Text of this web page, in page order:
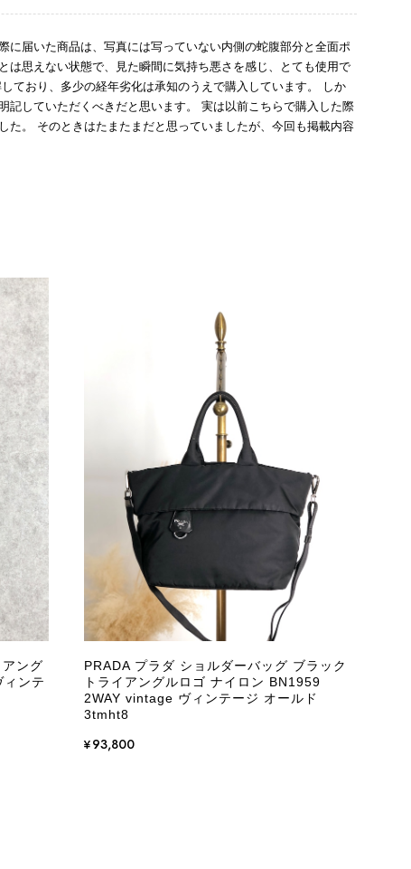
届いた商品は、写真には写っていない内側の蛇腹部分と全面ポ
思えない状態で、見た瞬間に気持ち悪さを感じ、とても使用で
ており、多少の経年劣化は承知のうえで購入しています。 しか
記していただくべきだと思います。 実は以前こちらで購入した際
た。 そのときはたまたまだと思っていましたが、今回も掲載内容
返品・返金を含め、責任をもって対応してまいります。
ンクを表示しております。これは、外観の印象だけで商品
た汚れやダメージは、写真や商品説明に反映しておりま
お寄せいただきましたことに感謝申し上げます。今回のご
認させていただきます。 掲載内容では分からない状態が
て真摯に受け止め、検品方法と状態の伝え方を改めて見直
ンでも安心して商品をお選びいただけるよう、より正確な
たご縁が有りましたら宜しくお願い致します。
ありがとうございます。 商品を無事にお受け取りいただ
たしました！ さらに、「思った以上に素敵なお品でし
しく、何よりの励みになります。 ぜひこちらの商品を末
なる商品やご不明な点などございましたら、いつでもお気
、ぜひよろしくお願いいたします。 VintageShop solo
ング
ンテ
PRADA プラダ ショルダーバッグ ブラック
トライアングルロゴ ナイロン BN1959
2WAY vintage ヴィンテージ オールド
3tmht8
¥93,800